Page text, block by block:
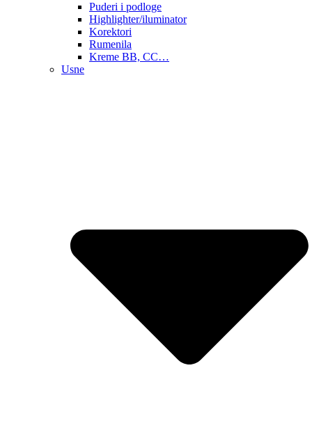
Puderi i podloge
Highlighter/iluminator
Korektori
Rumenila
Kreme BB, CC…
Usne